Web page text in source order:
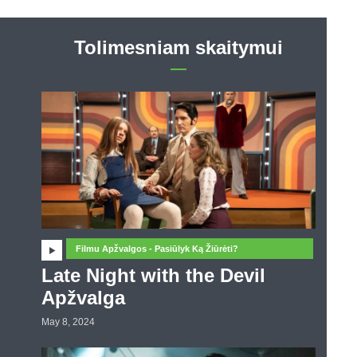
Tolimesniam skaitymui
Filmu Apžvalgos - Pasiūlyk Ką Žiūrėti?
Late Night with the Devil
Apžvalga
May 8, 2024